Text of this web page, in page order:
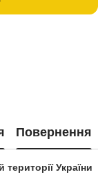
Повернення
України